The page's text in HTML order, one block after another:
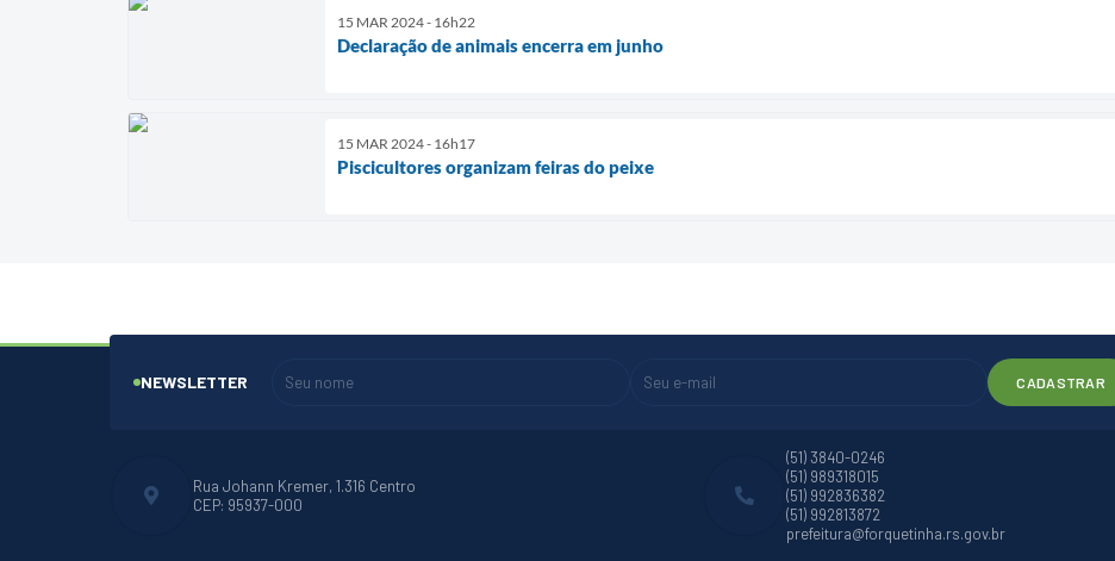
15 MAR 2024 - 16h22
Declaração de animais encerra em junho
15 MAR 2024 - 16h17
Piscicultores organizam feiras do peixe
Rua Johann Kremer, 1.316 Centro
CEP: 95937-000
(51) 3840-0246
(51) 989318015
(51) 992836382
(51) 992813872
prefeitura@forquetinha.rs.gov.br
NEWSLETTER CADASTRAR